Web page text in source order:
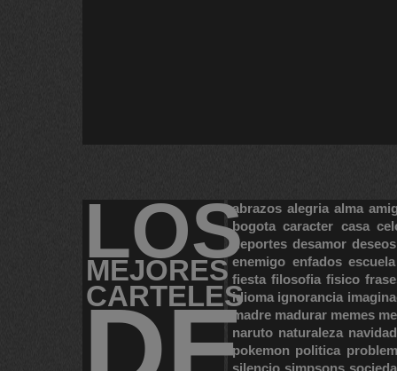
LOS
MEJORES
CARTELES
abrazos alegria alma
bogota caracter casa
deportes desamor deseos
enemigo enfados escuela
fiesta filosofia fisico
idioma ignorancia
madre madurar memes
naruto naturaleza navidad
pokemon politica
silencio simpsons